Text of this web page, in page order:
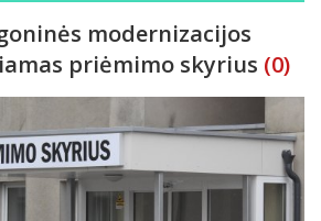
modernizacijos
priėmimo skyrius (0)